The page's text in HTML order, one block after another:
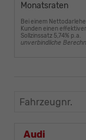
Monatsraten
Bei einem
Kunden einen
Sollzinssatz 5,74% p.a.
unverbindliche
Fahrzeugnr.
Audi